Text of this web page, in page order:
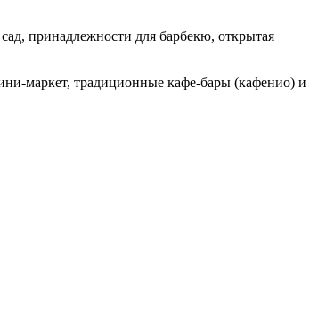
принадлежности для барбекю, открытая
маркет, традиционные кафе-бары (кафенио) и